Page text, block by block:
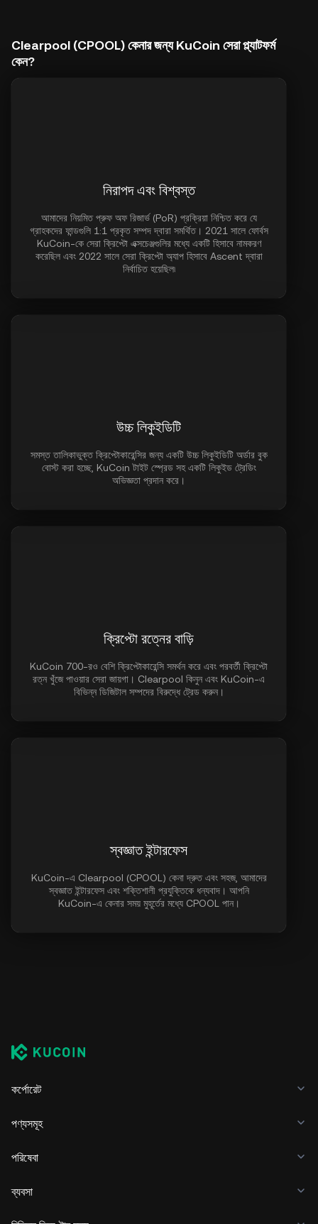
Clearpool (CPOOL) কেনার জন্য KuCoin সেরা প্ল্যাটফর্ম
কেন?
নিরাপদ এবং বিশ্বস্ত
আমাদের নিয়মিত প্রুফ অফ রিজার্ভ (PoR) প্রক্রিয়া নিশ্চিত করে যে
গ্রাহকদের ফান্ডগুলি 1:1 প্রকৃত সম্পদ দ্বারা সমর্থিত। 2021 সালে ফোর্বস
KuCoin-কে সেরা ক্রিপ্টো এক্সচেঞ্জগুলির মধ্যে একটি হিসাবে নামকরণ
করেছিল এবং 2022 সালে সেরা ক্রিপ্টো অ্যাপ হিসাবে Ascent দ্বারা
নির্বাচিত হয়েছিল৷
উচ্চ লিকুইডিটি
সমস্ত তালিকাভুক্ত ক্রিপ্টোকারেন্সির জন্য একটি উচ্চ লিকুইডিটি অর্ডার বুক
বোস্ট করা হচ্ছে, KuCoin টাইট স্প্রেড সহ একটি লিকুইড ট্রেডিং
অভিজ্ঞতা প্রদান করে।
ক্রিপ্টো রত্নের বাড়ি
KuCoin 700-রও বেশি ক্রিপ্টোকারেন্সি সমর্থন করে এবং পরবর্তী ক্রিপ্টো
রত্ন খুঁজে পাওয়ার সেরা জায়গা। Clearpool কিনুন এবং KuCoin-এ
বিভিন্ন ডিজিটাল সম্পদের বিরুদ্ধে ট্রেড করুন।
স্বজ্ঞাত ইন্টারফেস
KuCoin-এ Clearpool (CPOOL) কেনা দ্রুত এবং সহজ, আমাদের
স্বজ্ঞাত ইন্টারফেস এবং শক্তিশালী প্রযুক্তিকে ধন্যবাদ। আপনি
KuCoin-এ কেনার সময় মুহূর্তের মধ্যে CPOOL পান।
কর্পোরেট
পণ্যসমূহ
পরিষেবা
ব্যবসা